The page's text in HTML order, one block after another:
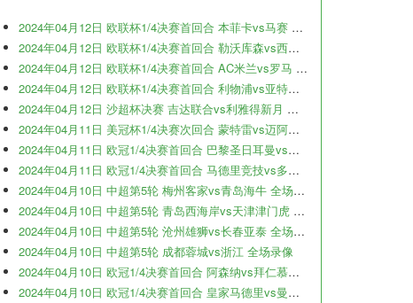
2024年04月12日 欧联杯1/4决赛首回合 本菲卡vs马赛 全场录像
2024年04月12日 欧联杯1/4决赛首回合 勒沃库森vs西汉姆 全场录像
2024年04月12日 欧联杯1/4决赛首回合 AC米兰vs罗马 全场录像
2024年04月12日 欧联杯1/4决赛首回合 利物浦vs亚特兰大 全场录像
2024年04月12日 沙超杯决赛 吉达联合vs利雅得新月 全场录像
2024年04月11日 美冠杯1/4决赛次回合 蒙特雷vs迈阿密国际 全场录像
2024年04月11日 欧冠1/4决赛首回合 巴黎圣日耳曼vs巴塞罗那 全场录像
2024年04月11日 欧冠1/4决赛首回合 马德里竞技vs多特蒙德 全场录像
2024年04月10日 中超第5轮 梅州客家vs青岛海牛 全场录像
2024年04月10日 中超第5轮 青岛西海岸vs天津津门虎 全场录像
2024年04月10日 中超第5轮 沧州雄狮vs长春亚泰 全场录像
2024年04月10日 中超第5轮 成都蓉城vs浙江 全场录像
2024年04月10日 欧冠1/4决赛首回合 阿森纳vs拜仁慕尼黑 全场录像
2024年04月10日 欧冠1/4决赛首回合 皇家马德里vs曼城 全场录像